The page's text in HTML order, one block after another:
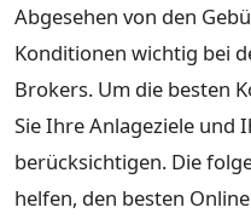
Abgesehen von den
Konditionen wichtig bei
Brokers. Um die besten
Sie Ihre Anlageziele und
berücksichtigen. Die
helfen, den besten